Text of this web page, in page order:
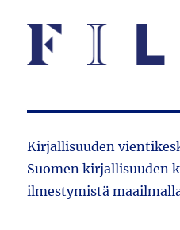
Kirjallisuuden
Suomen kirjallisuuden
ilmestymistä